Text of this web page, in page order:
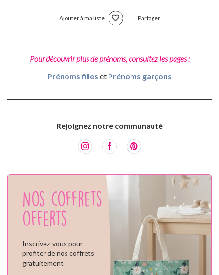
Ajouter à ma liste Partager
Pour découvrir plus de prénoms, consultez les pages :
Prénoms filles et Prénoms garçons
Rejoignez notre communauté
Nos coffrets
offerts
Inscrivez-vous pour
profiter de nos coffrets
gratuitement !